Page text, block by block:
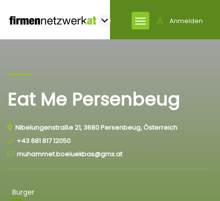
Anmelden
Eat Me Persenbeug
Nibelungenstraße 21, 3680 Persenbeug, Österreich
+43 681 817 12050
muhammet.boeluekbas@gmx.at
Burger